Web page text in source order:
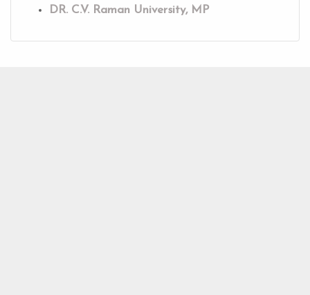
DR. C.V. Raman University, MP